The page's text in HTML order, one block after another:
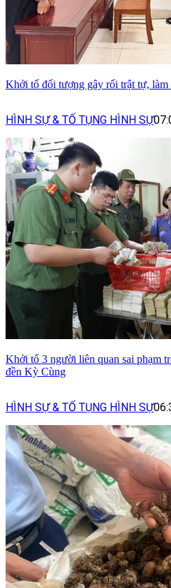
Khởi tố đối tượng gây rối trật tự,
HÌNH SỰ & TỐ TỤNG HÌNH SỰ
Khởi tố 3 người liên quan sai phạm
đền Kỳ Cùng
HÌNH SỰ & TỐ TỤNG HÌNH SỰ